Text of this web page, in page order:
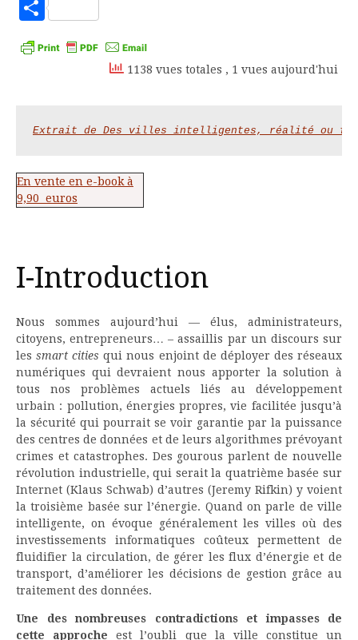
Partager
1138 vues totales , 1 vues aujourd'hui
Extrait de Des villes intelligentes, réalité ou
En vente en e-book à
9,90 euros
I-Introduction
Nous sommes aujourd’hui — élus, administrateurs,
citoyens, entrepreneurs… – assaillis par un discours sur
lessmart cities qui nous enjoint de déployer des réseaux
numériques qui devraient nous apporter la solution à
tous nos problèmes actuels liés au développement
urbain : pollution, énergies propres, vie facilitée jusqu’à
la sécurité qui pourrait se voir garantie par la puissance
des centres de données et de leurs algorithmes prévoyant
crimes et catastrophes. Des gourous parlent de nouvelle
révolution industrielle, qui serait la quatrième basée sur
Internet (Klaus Schwab) d’autres (Jeremy Rifkin) y voient
la troisième basée sur l’énergie. Quand on parle de ville
intelligente, on évoque généralement les villes où des
investissements informatiques coûteux permettent de
fluidifier la circulation, de gérer les flux d’énergie et de
transport, d’améliorer les décisions de gestion grâce au
traitement des données.
Une des nombreuses contradictions et impasses de
cette approche est l’oubli que la ville constitue un